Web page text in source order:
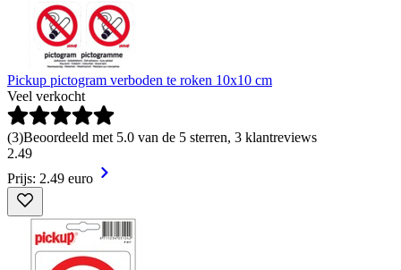
Pickup pictogram verboden te roken 10x10 cm
Veel verkocht
(3)Beoordeeld met 5.0 van de 5 sterren, 3 klantreviews
2.49
Prijs: 2.49 euro